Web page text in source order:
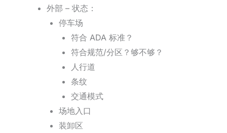
外部 – 状态：
停车场
符合 ADA 标准？
符合规范/分区？够不够？
人行道
条纹
交通模式
场地入口
装卸区